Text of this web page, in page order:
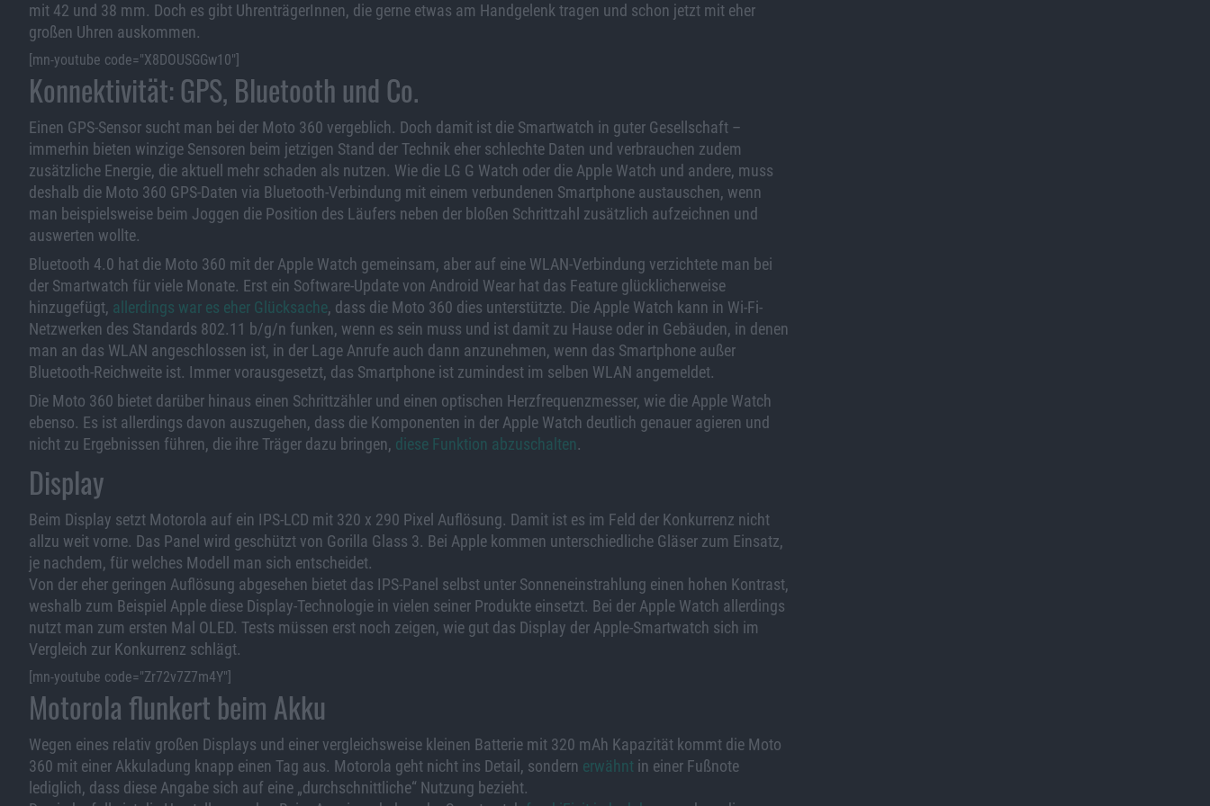
mit 42 und 38 mm. Doch es gibt UhrenträgerInnen, die gerne etwas am Handgelenk tragen und schon jetzt mit eher
großen Uhren auskommen.
[mn-youtube code="X8DOUSGGw10"]
Konnektivität: GPS, Bluetooth und Co.
Einen GPS-Sensor sucht man bei der Moto 360 vergeblich. Doch damit ist die Smartwatch in guter Gesellschaft –
immerhin bieten winzige Sensoren beim jetzigen Stand der Technik eher schlechte Daten und verbrauchen zudem
zusätzliche Energie, die aktuell mehr schaden als nutzen. Wie die LG G Watch oder die Apple Watch und andere, muss
deshalb die Moto 360 GPS-Daten via Bluetooth-Verbindung mit einem verbundenen Smartphone austauschen, wenn
man beispielsweise beim Joggen die Position des Läufers neben der bloßen Schrittzahl zusätzlich aufzeichnen und
auswerten wollte.
Bluetooth 4.0 hat die Moto 360 mit der Apple Watch gemeinsam, aber auf eine WLAN-Verbindung verzichtete man bei
der Smartwatch für viele Monate. Erst ein Software-Update von Android Wear hat das Feature glücklicherweise
hinzugefügt, allerdings war es eher Glücksache, dass die Moto 360 dies unterstützte. Die Apple Watch kann in Wi-Fi-
Netzwerken des Standards 802.11 b/g/n funken, wenn es sein muss und ist damit zu Hause oder in Gebäuden, in denen
man an das WLAN angeschlossen ist, in der Lage Anrufe auch dann anzunehmen, wenn das Smartphone außer
Bluetooth-Reichweite ist. Immer vorausgesetzt, das Smartphone ist zumindest im selben WLAN angemeldet.
Die Moto 360 bietet darüber hinaus einen Schrittzähler und einen optischen Herzfrequenzmesser, wie die Apple Watch
ebenso. Es ist allerdings davon auszugehen, dass die Komponenten in der Apple Watch deutlich genauer agieren und
nicht zu Ergebnissen führen, die ihre Träger dazu bringen, diese Funktion abzuschalten.
Display
Beim Display setzt Motorola auf ein IPS-LCD mit 320 x 290 Pixel Auflösung. Damit ist es im Feld der Konkurrenz nicht
allzu weit vorne. Das Panel wird geschützt von Gorilla Glass 3. Bei Apple kommen unterschiedliche Gläser zum Einsatz,
je nachdem, für welches Modell man sich entscheidet.
Von der eher geringen Auflösung abgesehen bietet das IPS-Panel selbst unter Sonneneinstrahlung einen hohen Kontrast,
weshalb zum Beispiel Apple diese Display-Technologie in vielen seiner Produkte einsetzt. Bei der Apple Watch allerdings
nutzt man zum ersten Mal OLED. Tests müssen erst noch zeigen, wie gut das Display der Apple-Smartwatch sich im
Vergleich zur Konkurrenz schlägt.
[mn-youtube code="Zr72v7Z7m4Y"]
Motorola flunkert beim Akku
Wegen eines relativ großen Displays und einer vergleichsweise kleinen Batterie mit 320 mAh Kapazität kommt die Moto
360 mit einer Akkuladung knapp einen Tag aus. Motorola geht nicht ins Detail, sondern erwähnt in einer Fußnote
lediglich, dass diese Angabe sich auf eine „durchschnittliche“ Nutzung bezieht.